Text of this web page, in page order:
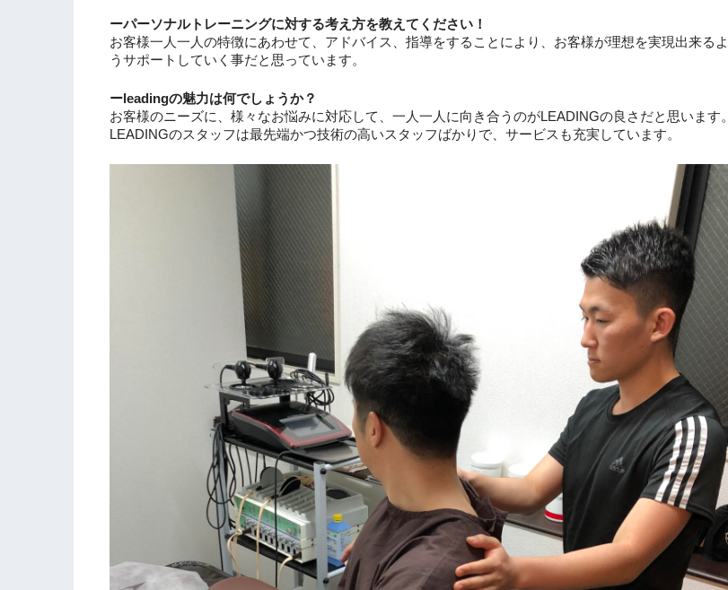
ーパーソナルトレーニングに対する考え方を教えてください！
お客様一人一人の特徴にあわせて、アドバイス、 指導をすることにより、 お客様が理想を実現出来るよ
うサポートしていく事だと思っています。
ーleadingの魅力は何でしょうか？
お客様のニーズに、様々なお悩みに対応して、 一人一人に向き合うのがLEADINGの良さだと思います。
LEADINGのスタッフは最先端かつ技術の高いスタッフばかりで、サービスも充実しています。